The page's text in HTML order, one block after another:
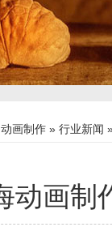
动画制作 » 行业新闻
动画